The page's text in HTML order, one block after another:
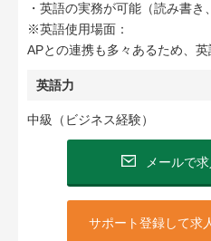
・英語の実務が可能（読み書き
※英語使用場面：
APとの連携も多々あるため、
英語力
中級（ビジネス経験）
メールで
サポート登録して求